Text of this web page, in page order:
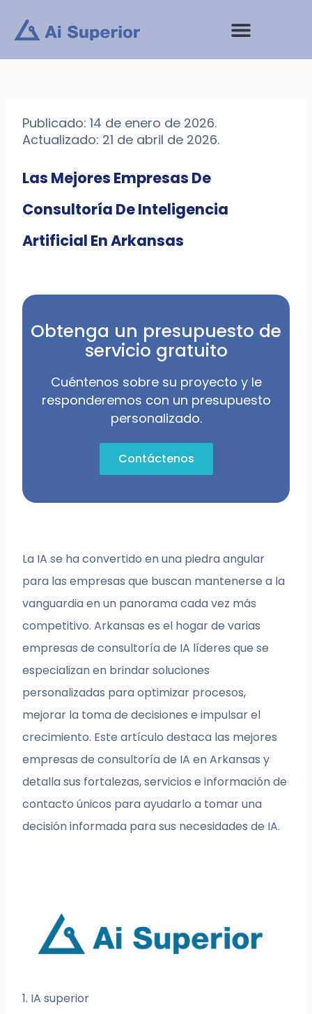
contenido
Publicado: 14 de enero de 2026.
Actualizado: 21 de abril de 2026.
Las Mejores Empresas De
Consultoría De Inteligencia
Artificial En Arkansas
Obtenga un presupuesto de
servicio gratuito
Cuéntenos sobre su proyecto y le
responderemos con un presupuesto
personalizado.
Contáctenos
La IA se ha convertido en una piedra angular
para las empresas que buscan mantenerse a la
vanguardia en un panorama cada vez más
competitivo. Arkansas es el hogar de varias
empresas de consultoría de IA líderes que se
especializan en brindar soluciones
personalizadas para optimizar procesos,
mejorar la toma de decisiones e impulsar el
crecimiento. Este artículo destaca las mejores
empresas de consultoría de IA en Arkansas y
detalla sus fortalezas, servicios e información de
contacto únicos para ayudarlo a tomar una
decisión informada para sus necesidades de IA.
1. IA superior